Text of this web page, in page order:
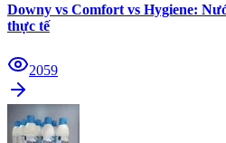
Downy vs Comfort vs Hygiene:
thực tế
2059